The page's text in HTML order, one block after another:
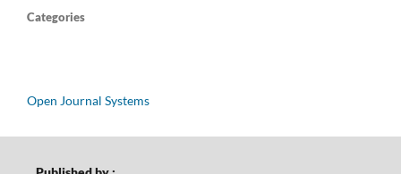
Categories
Open Journal Systems